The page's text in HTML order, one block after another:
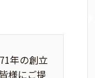
年の創立
様にご提